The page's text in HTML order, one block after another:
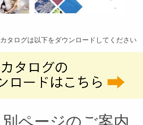
タログは以下をダウンロードしてください